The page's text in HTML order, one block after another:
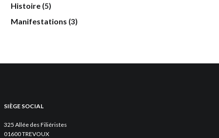
Histoire (5)
Manifestations (3)
SIÈGE SOCIAL
325 Allée des Filiéristes
01600 TREVOUX